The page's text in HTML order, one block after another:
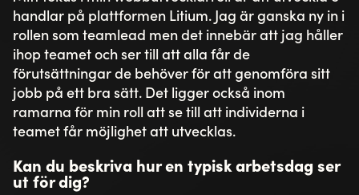
handlar på plattformen Litium. Jag är ganska ny in i
rollen som teamlead men det innebär att jag håller
ihop teamet och ser till att alla får de
förutsättningar de behöver för att genomföra sitt
jobb på ett bra sätt. Det ligger också inom
ramarna för min roll att se till att individerna i
teamet får möjlighet att utvecklas.
Kan du beskriva hur en typisk arbetsdag ser
ut för dig?